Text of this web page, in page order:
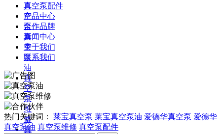
真
空
泵
真
空
泵
油
真
空
泵
维
修
真
真空泵配件
产品中心
合作品牌
新闻中心
关于我们
联系我们
热门关键词： 莱宝真空泵 莱宝真空泵油 爱德华真空泵 爱德华
真空泵油 真空泵维修 真空泵配件